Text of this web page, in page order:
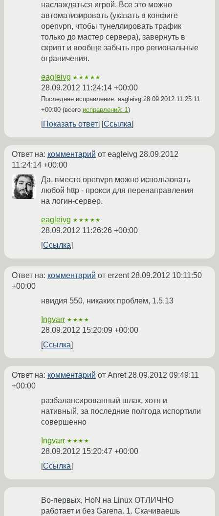
наслаждаться игрой. Все это можно
автоматизировать (указать в конфиге
openvpn, чтобы тунеллировать трафик
только до мастер сервера), завернуть в
скрипт и вообще забыть про региональные
ограничения.
eagleivg ★★★★★
28.09.2012 11:24:14 +00:00
Последнее исправление: eagleivg 28.09.2012 11:25:11
+00:00 (всего исправлений: 1)
Показать ответ Ссылка
Ответ на: комментарий от eagleivg 28.09.2012
11:24:14 +00:00
Да, вместо openvpn можно использовать
любой http - прокси для перенаправления
на логин-сервер.
eagleivg ★★★★★
28.09.2012 11:26:26 +00:00
Ссылка
Ответ на: комментарий от erzent28.09.2012 10:11:50
+00:00
нвидия 550, никаких проблем, 1.5.13
Ingvarr ★★★★
28.09.2012 15:20:09 +00:00
Ссылка
Ответ на: комментарий от Anret28.09.2012 09:49:11
+00:00
разбалансированный шлак, хотя и
нативный, за последние полгода испортили
совершенно
Ingvarr ★★★★
28.09.2012 15:20:47 +00:00
Ссылка
Во-первых, HoN на Linux ОТЛИЧНО
работает и без Garena. 1. Скачиваешь